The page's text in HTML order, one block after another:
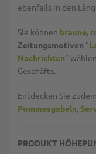
ebenfalls in den
Sie können braune,
Zeitungsmotiven “
Nachrichten”
Geschäfts.
Entdecken Sie
Pommesgabeln,
PRODUKT